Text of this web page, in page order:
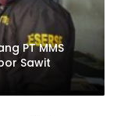
PT MMS
Sawit